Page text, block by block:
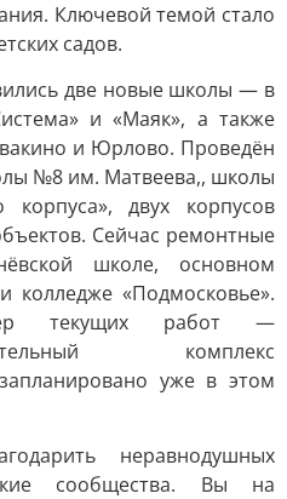
Ключевой темой стало
садов.
две новые школы — в
и «Маяк», а также
и Юрлово. Проведён
№8 им. Матвеева,, школы
корпуса», двух корпусов
Сейчас ремонтные
школе, основном
«Подмосковье».
текущих работ —
комплекс
уже в этом
неравнодушных
сообщества. Вы на